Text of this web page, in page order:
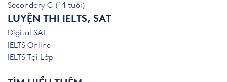
Secondary C (14 tuổi)
LUYỆN THI IELTS, SAT
Digital SAT
IELTS Online
IELTS Tại Lớp